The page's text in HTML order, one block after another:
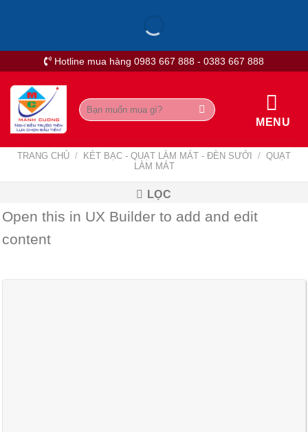
Hotline mua hàng 0983 667 888 - 0383 667 888
Tìm
kiếm:
MENU
TRANG CHỦ / KÉT BẠC - QUẠT LÀM MÁT - ĐÈN SƯỞI / QUẠT
LÀM MÁT
LỌC
Open this in UX Builder to add and edit
content